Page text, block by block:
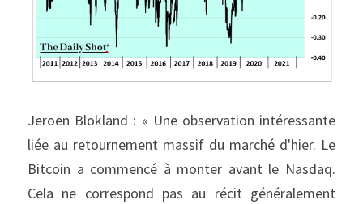
Jeroen Blokland : « Une observation intéressante
liée au retournement massif du marché d'hier. Le
Bitcoin a commencé à monter avant le Nasdaq.
Cela ne correspond pas au récit généralement